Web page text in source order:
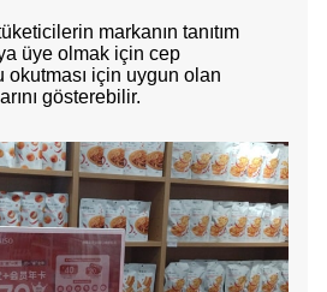
markanın tanıtım
üye olmak için cep
okutması için uygun olan
gösterebilir.